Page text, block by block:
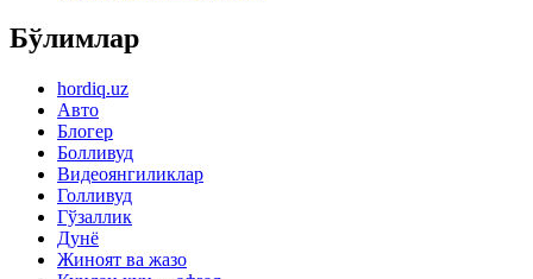
Бўлимлар
hordiq.uz
Авто
Блогер
Болливуд
Видеоянгиликлар
Голливуд
Гўзаллик
Дунё
Жиноят ва жазо